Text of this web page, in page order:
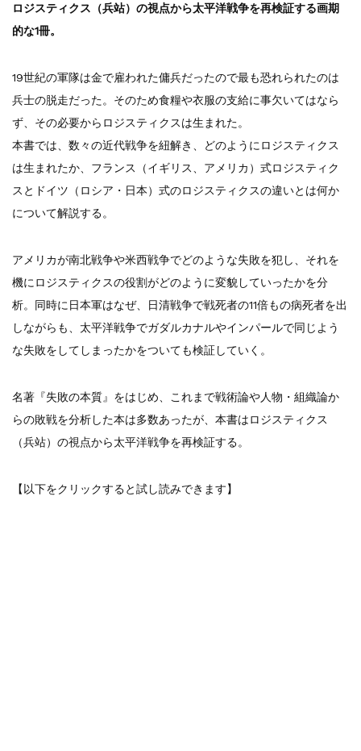
ロジスティクス（兵站）の視点から太平洋戦争を再検証する画期
的な1冊。
19世紀の軍隊は金で雇われた傭兵だったので最も恐れられたのは
兵士の脱走だった。そのため食糧や衣服の支給に事欠いてはなら
ず、その必要からロジスティクスは生まれた。
本書では、数々の近代戦争を紐解き、どのようにロジスティクス
は生まれたか、フランス（イギリス、アメリカ）式ロジスティク
スとドイツ（ロシア・日本）式のロジスティクスの違いとは何か
について解説する。
アメリカが南北戦争や米西戦争でどのような失敗を犯し、それを
機にロジスティクスの役割がどのように変貌していったかを分
析。同時に日本軍はなぜ、日清戦争で戦死者の11倍もの病死者を出
しながらも、太平洋戦争でガダルカナルやインパールで同じよう
な失敗をしてしまったかをついても検証していく。
名著『失敗の本質』をはじめ、これまで戦術論や人物・組織論か
らの敗戦を分析した本は多数あったが、本書はロジスティクス
（兵站）の視点から太平洋戦争を再検証する。
【以下をクリックすると試し読みできます】